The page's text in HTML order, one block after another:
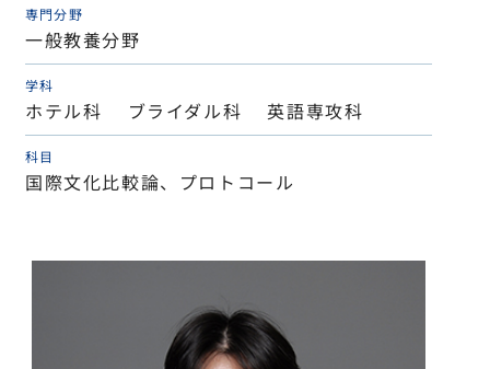
専門分野
一般教養分野
学科
ホテル科 ブライダル科 英語専攻科
科目
国際文化比較論、プロトコール